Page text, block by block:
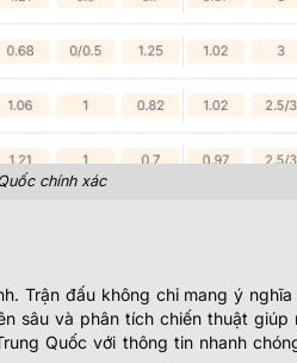
chính xác
Trận đấu không chỉ mang ý
sâu và phân tích chiến thuật giúp
Quốc với thông tin nhanh